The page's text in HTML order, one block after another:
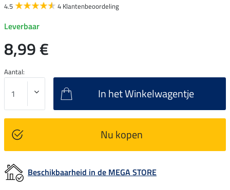
4.5 4 Klantenbeoordeling
Leverbaar
8,99 €
Aantal:
In het Winkelwagentje
Nu kopen
Beschikbaarheid in de MEGA STORE